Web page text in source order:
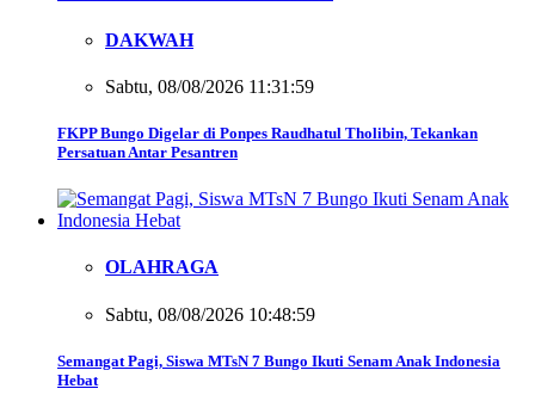
DAKWAH
Sabtu, 08/08/2026 11:31:59
FKPP Bungo Digelar di Ponpes Raudhatul Tholibin, Tekankan
Persatuan Antar Pesantren
OLAHRAGA
Sabtu, 08/08/2026 10:48:59
Semangat Pagi, Siswa MTsN 7 Bungo Ikuti Senam Anak Indonesia
Hebat